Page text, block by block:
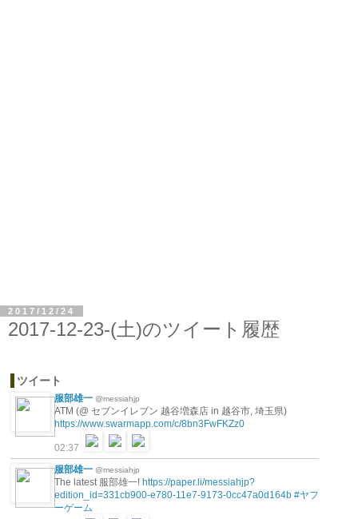
2017/12/24
2017-12-23-(土)のツイート履歴
ツイート
服部雄一 @messiahjp
ATM (@ セブンイレブン 越谷増森店 in 越谷市, 埼玉県)
https://www.swarmapp.com/c/8bn3FwFKZz0
02:37
服部雄一 @messiahjp
The latest 服部雄一! https://paper.li/messiahjp?
edition_id=331cb900-e780-11e7-9173-0cc47a0d164b #ヤフ
ーゲーム